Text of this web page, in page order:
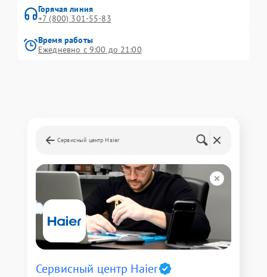
Горячая линия
+7 (800) 301-55-83
Время работы
Ежедневно с 9:00 до 21:00
Сервисный центр Haier
Сервисный центр Haier